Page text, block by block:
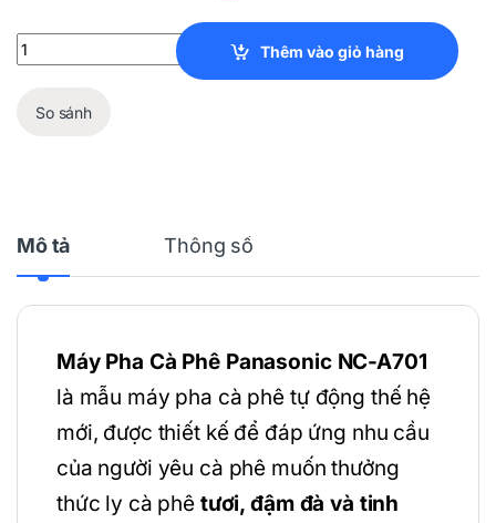
Máy Pha Cà Phê PANASONIC NC-A701 quantity
Thêm vào giỏ hàng
So sánh
Mô tả Thông số
Máy Pha Cà Phê Panasonic NC-A701
là mẫu máy pha cà phê tự động thế hệ
mới, được thiết kế để đáp ứng nhu cầu
của người yêu cà phê muốn thưởng
thức ly cà phê tươi, đậm đà và tinh